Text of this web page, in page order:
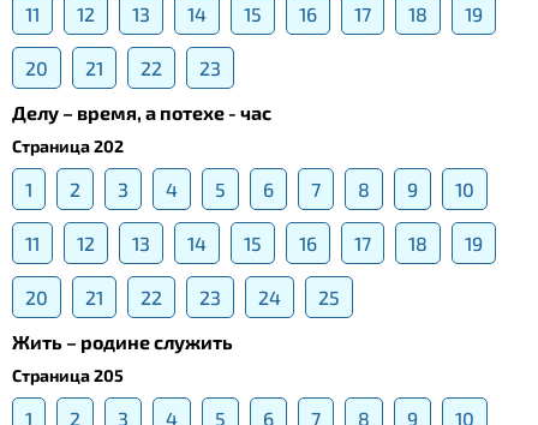
11 12 13 14 15 16 17 18 19
20 21 22
23
Делу – время, а потехе - час
Страница 202
1 2 3 4 5 6 7 8 9 10
11 12 13 14 15 16 17 18 19
20 21 22 23 24
25
Жить – родине служить
Страница 205
1 2 3 4 5 6 7 8 9 10